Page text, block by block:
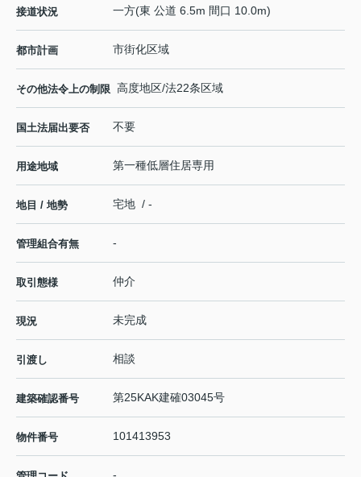
接道状況 一方(東 公道 6.5m 間口 10.0m)
都市計画 市街化区域
その他法令上の制限 高度地区/法22条区域
国土法届出要否 不要
用途地域 第一種低層住居専用
地目 / 地勢 宅地 / -
管理組合有無 -
取引態様 仲介
現況 未完成
引渡し 相談
建築確認番号 第25KAK建確03045号
物件番号 101413953